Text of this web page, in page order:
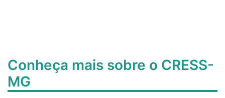
Conheça mais sobre o CRESS-
MG